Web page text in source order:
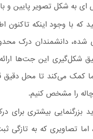
تصویر پایین و با بزرگنمایی ۶۰ میلیون
که با وجود اینکه تاکنون
شده، دانشمندان درک
شکل‌گیری این جت‌ها
کمک می‌کند تا محل دقیق
را مشخص کنیم.
بزرگنمایی بیشتری برای
اما تصاویری که به تازگی